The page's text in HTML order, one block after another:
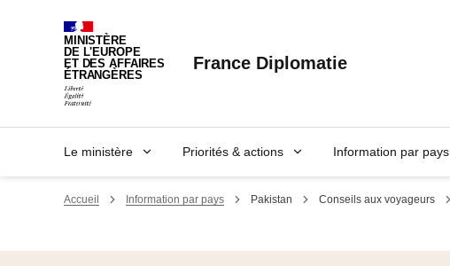
MINISTÈRE
DE L'EUROPE
ET DES AFFAIRES
ÉTRANGÈRES
France Diplomatie
Le ministère Priorités & actions Information par pays
Accueil Information par pays Pakistan Conseils aux voyageurs